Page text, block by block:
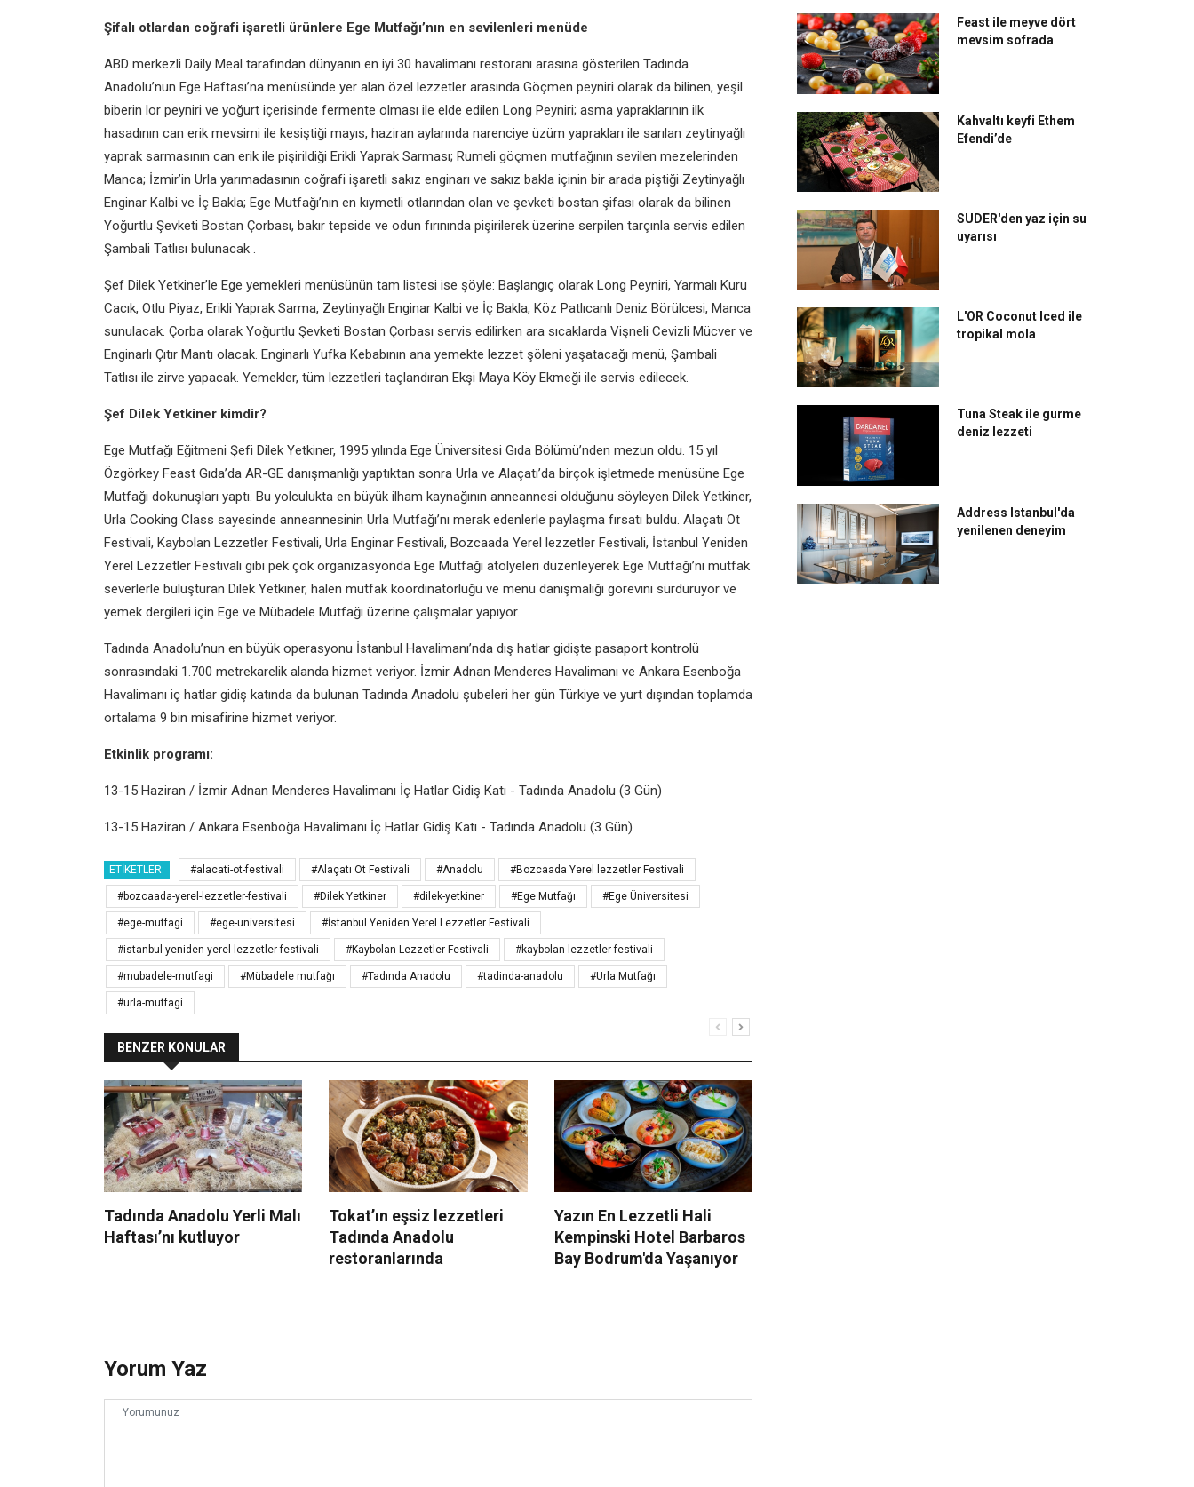
Şifalı otlardan coğrafi işaretli ürünlere Ege Mutfağı’nın en sevilenleri menüde
ABD merkezli Daily Meal tarafından dünyanın en iyi 30 havalimanı restoranı arasına gösterilen Tadında
Anadolu’nun Ege Haftası’na menüsünde yer alan özel lezzetler arasında Göçmen peyniri olarak da bilinen, yeşil
biberin lor peyniri ve yoğurt içerisinde fermente olması ile elde edilen Long Peyniri; asma yapraklarının ilk
hasadının can erik mevsimi ile kesiştiği mayıs, haziran aylarında narenciye üzüm yaprakları ile sarılan zeytinyağlı
yaprak sarmasının can erik ile pişirildiği Erikli Yaprak Sarması; Rumeli göçmen mutfağının sevilen mezelerinden
Manca; İzmir’in Urla yarımadasının coğrafi işaretli sakız enginarı ve sakız bakla içinin bir arada piştiği Zeytinyağlı
Enginar Kalbi ve İç Bakla; Ege Mutfağı’nın en kıymetli otlarından olan ve şevketi bostan şifası olarak da bilinen
Yoğurtlu Şevketi Bostan Çorbası, bakır tepside ve odun fırınında pişirilerek üzerine serpilen tarçınla servis edilen
Şambali Tatlısı bulunacak .
Şef Dilek Yetkiner’le Ege yemekleri menüsünün tam listesi ise şöyle: Başlangıç olarak Long Peyniri, Yarmalı Kuru
Cacık, Otlu Piyaz, Erikli Yaprak Sarma, Zeytinyağlı Enginar Kalbi ve İç Bakla, Köz Patlıcanlı Deniz Börülcesi, Manca
sunulacak. Çorba olarak Yoğurtlu Şevketi Bostan Çorbası servis edilirken ara sıcaklarda Vişneli Cevizli Mücver ve
Enginarlı Çıtır Mantı olacak. Enginarlı Yufka Kebabının ana yemekte lezzet şöleni yaşatacağı menü, Şambali
Tatlısı ile zirve yapacak. Yemekler, tüm lezzetleri taçlandıran Ekşi Maya Köy Ekmeği ile servis edilecek.
Şef Dilek Yetkiner kimdir?
Ege Mutfağı Eğitmeni Şefi Dilek Yetkiner, 1995 yılında Ege Üniversitesi Gıda Bölümü’nden mezun oldu. 15 yıl
Özgörkey Feast Gıda’da AR-GE danışmanlığı yaptıktan sonra Urla ve Alaçatı’da birçok işletmede menüsüne Ege
Mutfağı dokunuşları yaptı. Bu yolculukta en büyük ilham kaynağının anneannesi olduğunu söyleyen Dilek Yetkiner,
Urla Cooking Class sayesinde anneannesinin Urla Mutfağı’nı merak edenlerle paylaşma fırsatı buldu. Alaçatı Ot
Festivali, Kaybolan Lezzetler Festivali, Urla Enginar Festivali, Bozcaada Yerel lezzetler Festivali, İstanbul Yeniden
Yerel Lezzetler Festivali gibi pek çok organizasyonda Ege Mutfağı atölyeleri düzenleyerek Ege Mutfağı’nı mutfak
severlerle buluşturan Dilek Yetkiner, halen mutfak koordinatörlüğü ve menü danışmalığı görevini sürdürüyor ve
yemek dergileri için Ege ve Mübadele Mutfağı üzerine çalışmalar yapıyor.
Tadında Anadolu’nun en büyük operasyonu İstanbul Havalimanı’nda dış hatlar gidişte pasaport kontrolü
sonrasındaki 1.700 metrekarelik alanda hizmet veriyor. İzmir Adnan Menderes Havalimanı ve Ankara Esenboğa
Havalimanı iç hatlar gidiş katında da bulunan Tadında Anadolu şubeleri her gün Türkiye ve yurt dışından toplamda
ortalama 9 bin misafirine hizmet veriyor.
Etkinlik programı:
13-15 Haziran / İzmir Adnan Menderes Havalimanı İç Hatlar Gidiş Katı - Tadında Anadolu (3 Gün)
13-15 Haziran / Ankara Esenboğa Havalimanı İç Hatlar Gidiş Katı - Tadında Anadolu (3 Gün)
ETIKETLER: #alacati-ot-festivali #Alaçatı Ot Festivali #Anadolu #Bozcaada Yerel lezzetler Festivali
#bozcaada-yerel-lezzetler-festivali #Dilek Yetkiner #dilek-yetkiner #Ege Mutfağı #Ege Üniversitesi
#ege-mutfagi #ege-universitesi #İstanbul Yeniden Yerel Lezzetler Festivali
#istanbul-yeniden-yerel-lezzetler-festivali #Kaybolan Lezzetler Festivali #kaybolan-lezzetler-festivali
#mubadele-mutfagi #Mübadele mutfağı #Tadında Anadolu #tadinda-anadolu #Urla Mutfağı
#urla-mutfagi
BENZER KONULAR
Tadında Anadolu Yerli Malı
Haftası’nı kutluyor
Tokat’ın eşsiz lezzetleri
Tadında Anadolu
restoranlarında
Yazın En Lezzetli Hali
Kempinski Hotel Barbaros
Bay Bodrum'da Yaşanıyor
Yorum Yaz
Feast ile meyve dört
mevsim sofrada
Kahvaltı keyfi Ethem
Efendi’de
SUDER'den yaz için su
uyarısı
L'OR Coconut Iced ile
tropikal mola
Tuna Steak ile gurme
deniz lezzeti
Address Istanbul'da
yenilenen deneyim